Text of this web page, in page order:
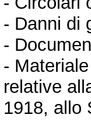
- Danni di
-
-
relative
1918, allo